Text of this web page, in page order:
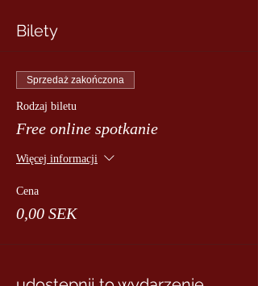
Bilety
Sprzedaż zakończona
Rodzaj biletu
Free online spotkanie
Więcej informacji
Cena
0,00 SEK